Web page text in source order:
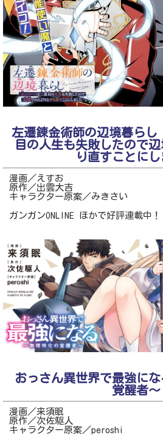
左遷錬金術師の辺境暮ら
目の人生も失敗したので
り直すことに
漫画／えすお
原作／出雲大吉
キャラクター原案／みきさい
ガンガンONLINE ほかで好評連載中！
おっさん異世界で最強に
覚醒者～
漫画／来須眠
原作／次佐駆人
キャラクター原案／peroshi